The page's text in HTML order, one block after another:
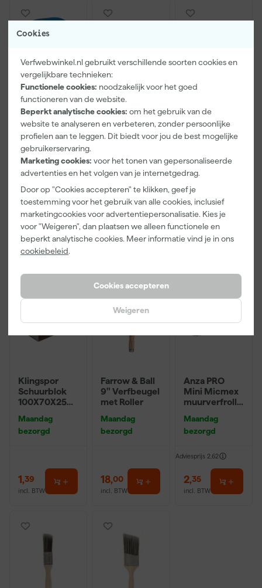
Cookies
Verfwebwinkel.nl gebruikt verschillende soorten cookies en
vergelijkbare technieken:
Functionele cookies: noodzakelijk voor het goed
functioneren van de website.
Beperkt analytische cookies: om het gebruik van de
website te analyseren en verbeteren, zonder persoonlijke
profielen aan te leggen. Dit biedt voor jou de best mogelijke
gebruikerservaring.
Marketing cookies: voor het tonen van gepersonaliseerde
advertenties en het volgen van je internetgedrag.
Door op "Cookies accepteren" te klikken, geef je
toestemming voor het gebruik van alle cookies, inclusief
marketingcookies voor advertentiepersonalisatie. Kies je
voor "Weigeren", dan plaatsen we alleen functionele en
beperkt analytische cookies. Meer informatie vind je in ons
cookiebeleid.
Cookies accepteren
Weigeren
Kip Tape
3307-24
Smooth-Tec
Afplaktape
Buitengebruik
- 24mm x
50m
Maandag
bezorgd
5,
incl. BTW
Farrow & Ball
F&B
Maandag
bezorgd
22,00
incl. BTW
Go!Paint Roll
And Go
12cm Roller -
0,5L + 5
Inzetbakken
Maandag
bezorgd
3,
incl. BTW
Klingspor
Schuurblok
100X70X25m
P220
Maandag
bezorgd
1,39
incl. BTW
Farrow & Ball
9" Verfbeugel
met Roller
Maandag
bezorgd
18,00
incl. BTW
Anza PRO
Mini Micmex
muurverfrolle
Maandag
bezorgd
Adviesprijs 2,62
2,35
incl. BTW